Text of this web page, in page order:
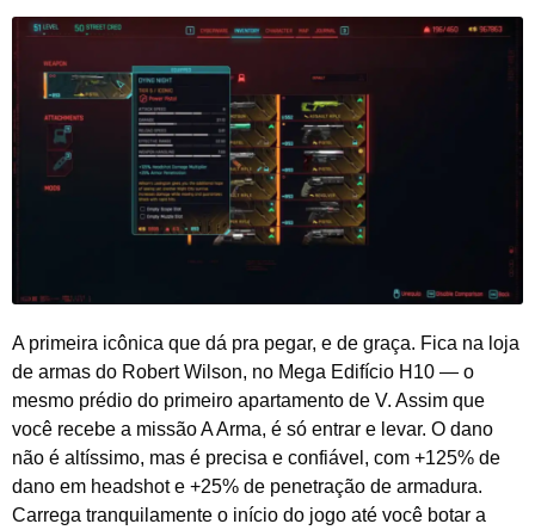
A primeira icônica que dá pra pegar, e de graça. Fica na loja
de armas do Robert Wilson, no Mega Edifício H10 — o
mesmo prédio do primeiro apartamento de V. Assim que
você recebe a missão A Arma, é só entrar e levar. O dano
não é altíssimo, mas é precisa e confiável, com +125% de
dano em headshot e +25% de penetração de armadura.
Carrega tranquilamente o início do jogo até você botar a